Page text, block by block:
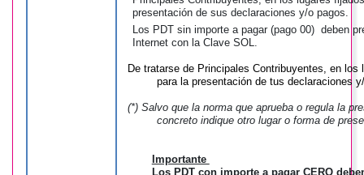
presentación de sus declaraciones y/o pagos.
Los PDT sin importe a pagar (pago 00) deben
Internet con la Clave SOL.
De tratarse de Principales Contribuyentes, en los
para lapresentación de tusdeclaraciones
(*) Salvo que la norma que aprueba o regula la
concreto indique otro lugar o forma de
Importante
Los PDT con importe a pagar CERO